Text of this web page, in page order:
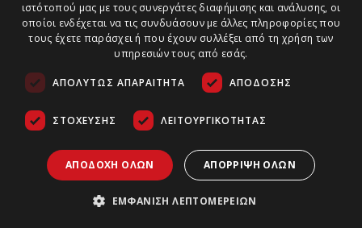
ιστότοπού μας με τους συνεργάτες διαφήμισης και ανάλυσης, οι
οποίοι ενδέχεται να τις συνδυάσουν με άλλες πληροφορίες που
τους έχετε παράσχει ή που έχουν συλλέξει από τη χρήση των
υπηρεσιών τους από εσάς.
ΑΠΟΛΎΤΩΣ ΑΠΑΡΑΊΤΗΤΑ ΑΠΌΔΟΣΗΣ
ΣΤΌΧΕΥΣΗΣ ΛΕΙΤΟΥΡΓΙΚΌΤΗΤΑΣ
ΑΠΟΔΟΧΉ ΌΛΩΝ ΑΠΌΡΡΙΨΗ ΌΛΩΝ
ΕΜΦΆΝΙΣΗ ΛΕΠΤΟΜΕΡΕΙΏΝ